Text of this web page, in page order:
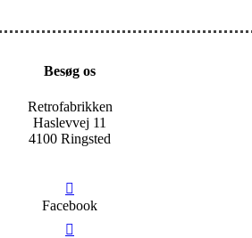
Besøg os
Retrofabrikken
Haslevvej 11
4100 Ringsted
Facebook